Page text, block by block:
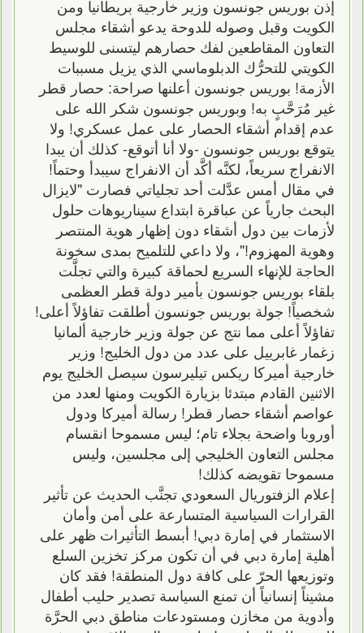
إذن بوريس جونسون وزير خارجية بريطانيا ومن
الكويت وقبل وصوله للدوحة يدعو أشقاء مجلس
التعاون المقاطعين لفك حصارهم ليتسنى للوسيط
الكويتي للتحرُّك الدبلوماسي الذي يزيل مسببات
الأزمة! بوريس جونسون أعلنها صراحة: حصار قطر
غير مُرَحَّبٍ به! وبوريس جونسون شكر الله على
عدم إقدام أشقاء الحصار على عمل عسكري! ولا
يتوقع بوريس جونسون -ولا أنا أتوقع- كذلك أن يبدا
الانفراج سريعاً، لكنَّه أكَّد أن الانفراج سيبدأ وحتماً!
في مقال أمس عدَّلت أحد تجلياتي فصارت "لايزال
البحث جارياً عن عباقرة ابتداع سيناريوهات حلول
لأزمات بين دول أشقاء دون إظهار هوية المنتصر
وهوية المهزوم!"، ولا داعي للتلميح بمدى سخونة
الحاجة للإنهاء السريع لحماقة كبيرة والتي تجلَّت
بلقاء بوريس جونسون بأمير دولة قطر العظمى
شخصياً! جولة بوريس جونسون أطلقت تفاؤلاً أعلى!
تفاؤلاً أعلى مما نتج عن جولة وزير خارجية ألمانيا
زغمار غابرييل على عدد من دول الخليج! وزير
خارجية أميركا ريكس تيليرسون سيصل الخليج يوم
الاثنين القادم مبتدئا بزيارة الكويت ومنها لعدد من
عواصم أشقاء حصار قطر! رسالة أميركا ودول
أوروبا واضحة بجلاء تام؛ ليس مسموحا انقسام
مجلس التعاون الخليجي إلى مجلسين، وليس
مسموحا تقويضه كذلك!
إعلام الزفتوريال السعودي تجنَّب الحديث عن تأثير
القرارات السياسية المتسارعة على أمن وأمان
الاستثمار في إمارة دبي! أبسط التأثيرات ظهر على
أهلية إمارة دبي في أن تكون مركز تخزين السلع
وتوزيعها الحرّ على كافة دول المنطقة! فقد كان
مشيناً إنسانياً أن تمنع السياسة تصدير حليب أطفال
وأدوية من مخازن ومستودعات مناطق دبي الحرَّة